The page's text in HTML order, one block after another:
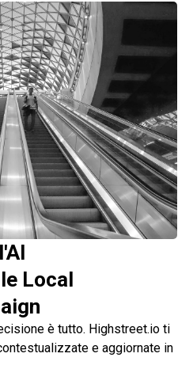
Local
è tutto. Highstreet.io ti
e aggiornate in